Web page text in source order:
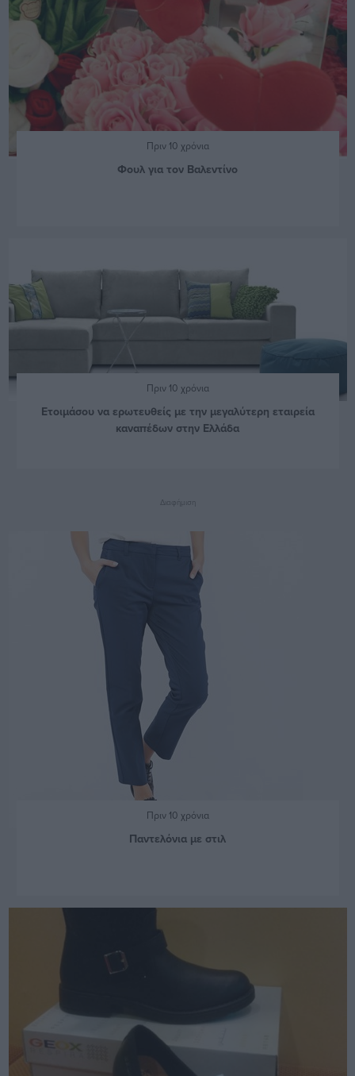
Πριν 10 χρόνια
Φουλ για τον Βαλεντίνο
Πριν 10 χρόνια
Ετοιμάσου να ερωτευθείς με την μεγαλύτερη εταιρεία
καναπέδων στην Ελλάδα
Διαφήμιση
Πριν 10 χρόνια
Παντελόνια με στιλ